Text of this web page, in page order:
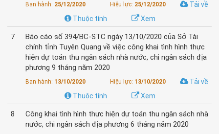
Ban hành: 25/12/2020 Hiệu lực: 25/12/2020
Tải về
Xem
Thuộc tính
7
Báo cáo số 394/BC-STC ngày 13/10/2020 của Sở Tài
chính tỉnh Tuyên Quang về việc công khai tình hình thực
hiện dự toán thu ngân sách nhà nước, chi ngân sách địa
phương 9 tháng năm 2020
Ban hành: 13/10/2020 Hiệu lực: 13/10/2020
Tải về
Xem
Thuộc tính
8
Công khai tình hình thực hiện dự toán thu ngân sách nhà
nước, chi ngân sách địa phương 6 tháng năm 2020